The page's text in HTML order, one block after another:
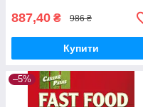
887,40 ₴ 986 ₴
Купити
–5%